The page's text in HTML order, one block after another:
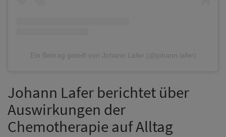
Ein Beitrag geteilt von Johann Lafer (@johann.lafer)
Johann Lafer berichtet über
Auswirkungen der
Chemotherapie auf Alltag